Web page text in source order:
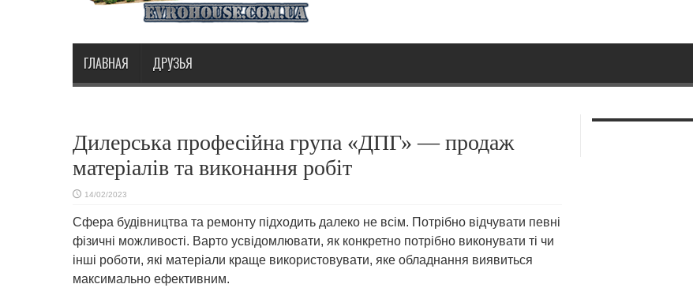
ГЛАВНАЯ ДРУЗЬЯ
Дилерська професійна група «ДПГ» — продаж
матеріалів та виконання робіт
14/02/2023
Сфера будівництва та ремонту підходить далеко не всім. Потрібно відчувати певні
фізичні можливості. Варто усвідомлювати, як конкретно потрібно виконувати ті чи
інші роботи, які матеріали краще використовувати, яке обладнання виявиться
максимально ефективним.